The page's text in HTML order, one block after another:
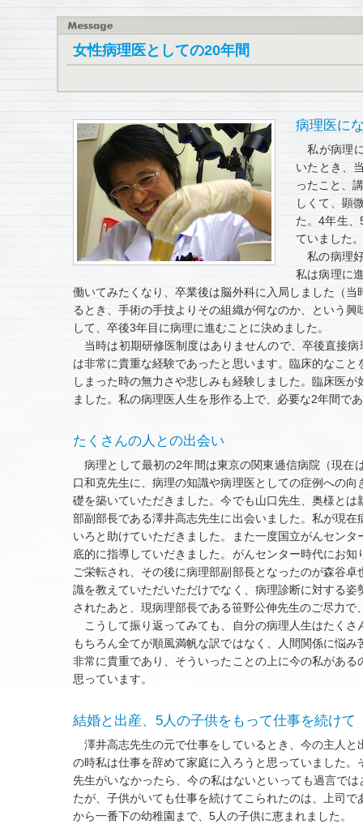
女性病理医としての20年間
病理医に
私が病理
いたとき、
ったこと、
しくて、顕
た。4年生
ていました。
私の病理
私は病理に
働いてみたくなり、卒業後は脳外科に入局しました（
るとき、手術の手技よりその組織が何なのか、という
して、卒後3年目に病理に進むことに決めました。
当時は初期研修医制度はありませんので、卒後直接
は非常に貴重な経験であったと思います。臨床的なこ
しまった時の無力さや悲しみも経験しました。臨床医
ました。私の病理医人生を形作る上で、必要な2年間で
たくさんの人との出会い
病理として最初の2年間は東京の関東逓信病院（現在
口和克先生に、病理の知識や病理医としての症例への
礎を築いていただきました。今でも山口先生、奥様と
部副部長である澤井高志先生に出会いました。私が現
いろと助けていただきました。また一度国立がんセン
底的に指導していだきました。がんセンター時代にお
ご栄転され、その後に病理部副部長となったのが森谷
識を教えていただいただけでなく、病理診断に対する
されたあと、現病理部長である笹野公伸先生のご尽力
こうして振り返ってみても、自分の病理人生はたく
もちろん全てが順風満帆な訳ではなく、人間関係に悩
非常に貴重であり、そういったことの上に今の私があ
思っています。
結婚と出産、5人の子供をもって仕事を続けて
澤井高志先生の元で仕事をしているとき、今の主人
の時私は仕事を辞めて家庭に入ろうと思っていました
先生がいなかったら、今の私はないといっても過言で
たが、子供がいても仕事を続けてこられたのは、上司
から一番下の幼稚園まで、5人の子供に恵まれました。